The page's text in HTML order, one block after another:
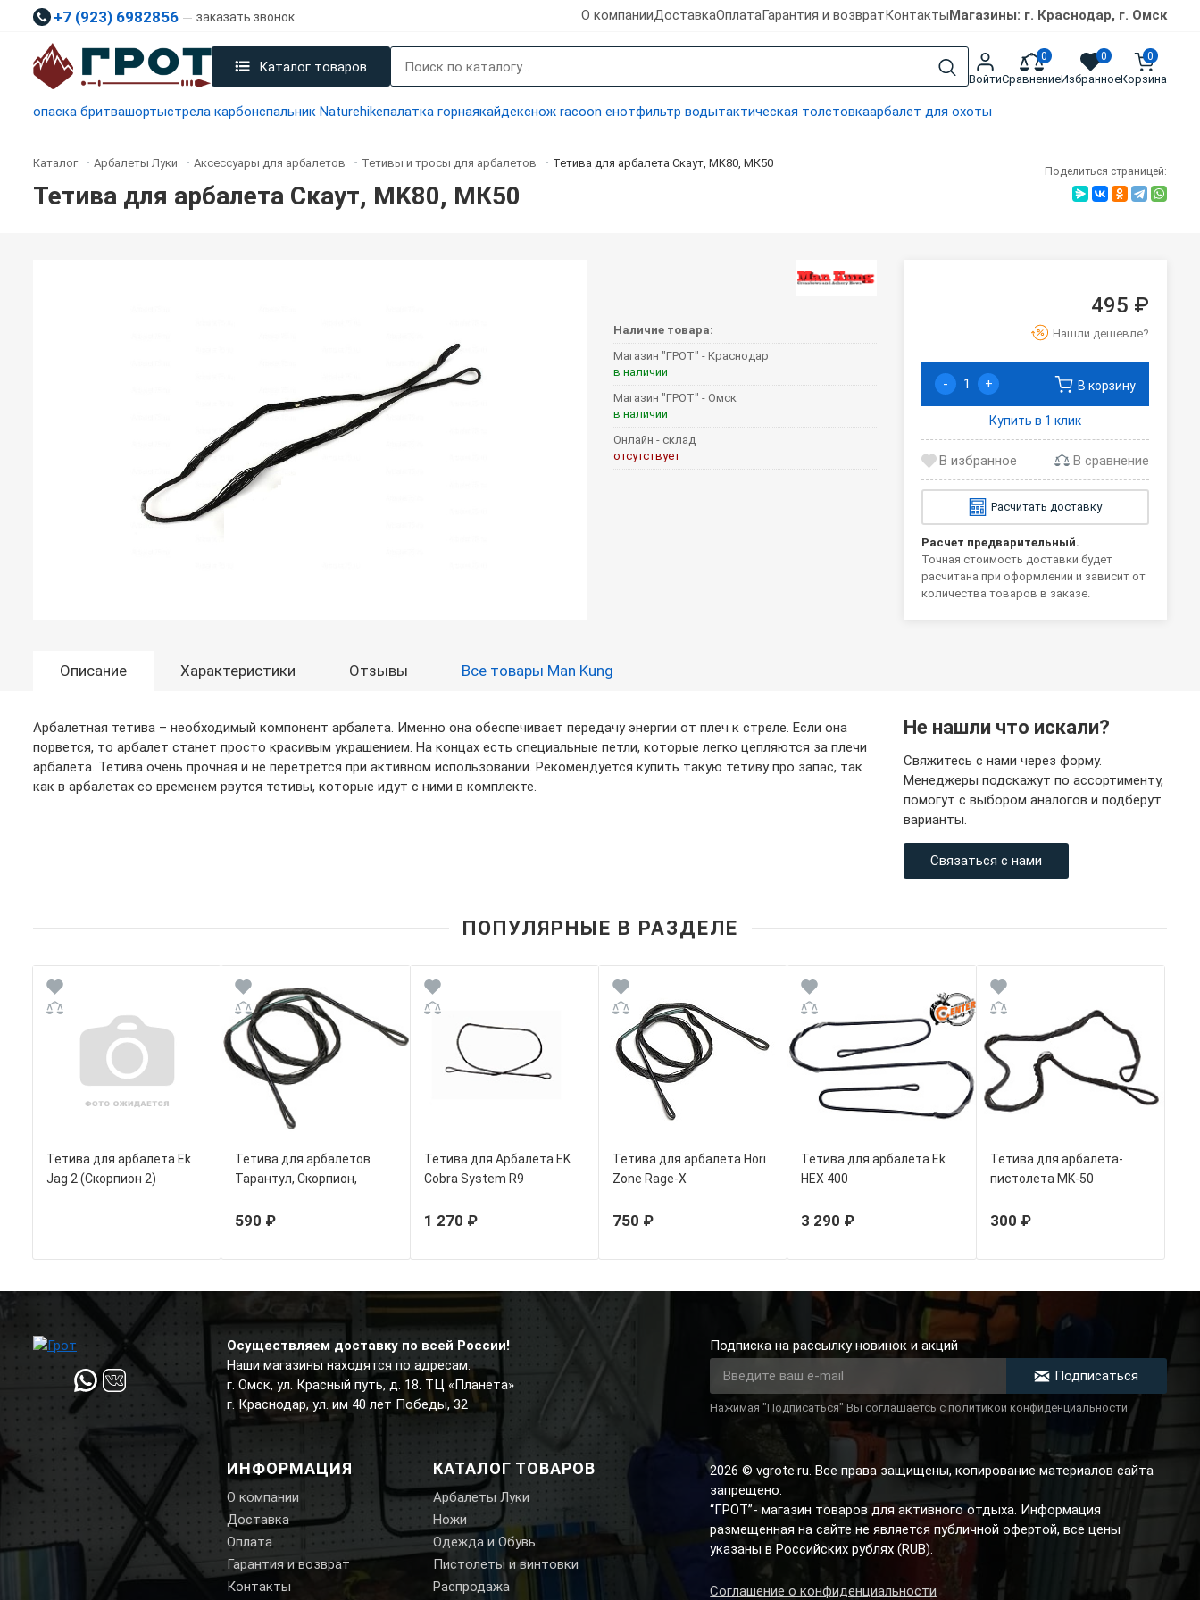
+7 (923) 6982856 заказать звонок О компанииДоставкаОплатаГарантия и возвратКонтактыМагазины: г. Краснодар, г. Омск
Каталог товаров
Войти
0
Сравнение
0
Избранное
0
Корзина
опаска бритвашортыстрела карбонспальник Naturehikeпалатка горнаякайдекснож racoon енотфильтр водытактическая толстовкаарбалет для охоты
Каталог - Арбалеты Луки - Аксессуары для арбалетов - Тетивы и тросы для арбалетов - Тетива для арбалета Скаут, MK80, МК50
Тетива для арбалета Скаут, MK80, МК50
Поделиться страницей:
Наличие товара:
Магазин "ГРОТ" - Краснодар
в наличии
Магазин "ГРОТ" - Омск
в наличии
Онлайн - склад
отсутствует
495 ₽
Нашли дешевле?
- + В корзину
Купить в 1 клик
В сравнение
Расчитать доставку
Расчет предварительный.
Точная стоимость доставки будет
расчитана при оформлении и зависит от
количества товаров в заказе.
Описание Характеристики Отзывы Все товары Man Kung
Арбалетная тетива – необходимый компонент арбалета. Именно она обеспечивает передачу энергии от плеч к стреле. Если она
порвется, то арбалет станет просто красивым украшением. На концах есть специальные петли, которые легко цепляются за плечи
арбалета. Тетива очень прочная и не перетрется при активном использовании. Рекомендуется купить такую тетиву про запас, так
как в арбалетах со временем рвутся тетивы, которые идут с ними в комплекте.
Не нашли что искали?
Свяжитесь с нами через форму.
Менеджеры подскажут по ассортименту,
помогут с выбором аналогов и подберут
варианты.
Связаться с нами
ПОПУЛЯРНЫЕ В РАЗДЕЛЕ
Тетива для арбалета Ek
Jag 2 (Скорпион 2)
Тетива для арбалетов
Тарантул, Скорпион,
590 ₽
Тетива для Арбалета EK
Cobra System R9
1 270 ₽
Тетива для арбалета Hori
Zone Rage-X
750 ₽
Тетива для арбалета Ek
HEX 400
3 290 ₽
Тетива для арбалета-
пистолета MK-50
300 ₽
Осуществляем доставку по всей России!
Наши магазины находятся по адресам:
г. Омск, ул. Красный путь, д. 18. ТЦ «Планета»
г. Краснодар, ул. им 40 лет Победы, 32
ИНФОРМАЦИЯ
О компании
Доставка
Оплата
Гарантия и возврат
Контакты
КАТАЛОГ ТОВАРОВ
Арбалеты Луки
Ножи
Одежда и Обувь
Пистолеты и винтовки
Распродажа
Подписка на рассылку новинок и акций
Подписаться
Нажимая "Подписаться" Вы соглашаетсь с политикой конфиденциальности
2026 © vgrote.ru. Все права защищены, копирование материалов сайта
запрещено.
“ГРОТ”- магазин товаров для активного отдыха. Информация
размещенная на сайте не является публичной офертой, все цены
указаны в Российских рублях (RUB).
Соглашение о конфиденциальности